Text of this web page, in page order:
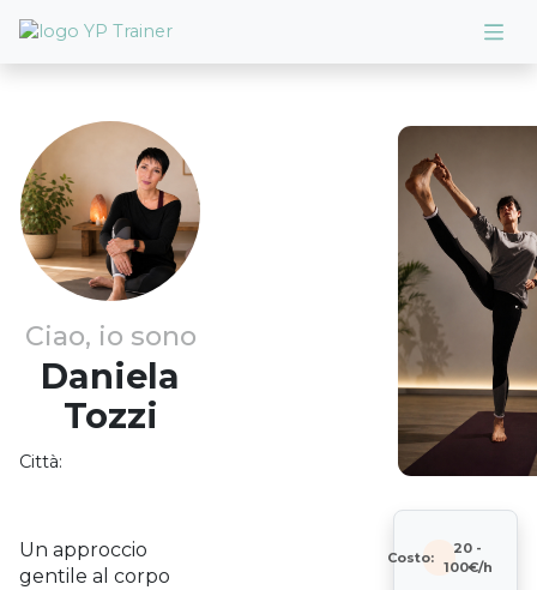
Ciao, io sono
Daniela
Tozzi
Città:
Un approccio
gentile al corpo
Costo:
20 -
100€/h